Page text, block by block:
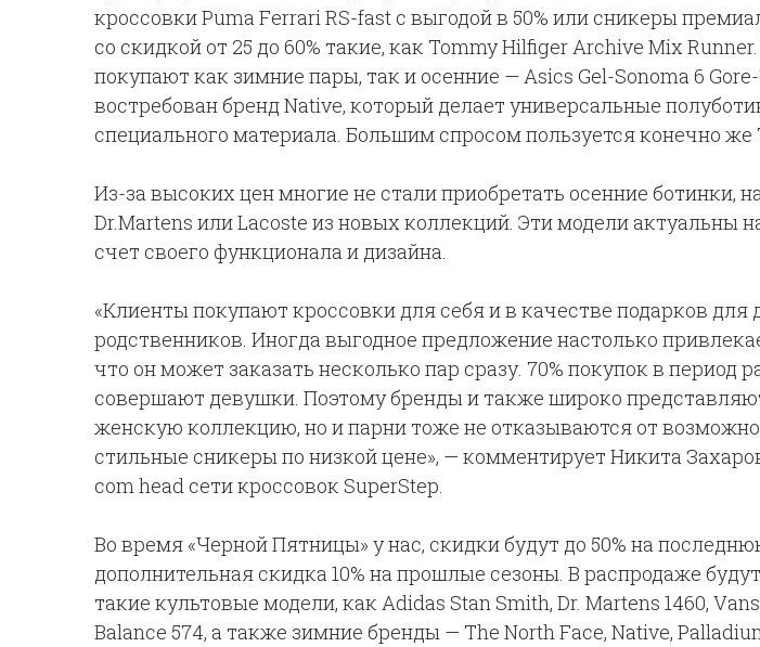
кроссовки Puma Ferrari RS-fast с выгодой в 50% или сникеры
со скидкой от 25 до 60% такие, как Tommy Hilfiger Archive Mix
покупают как зимние пары, так и осенние — Asics Gel-Sonoma 6
востребован бренд Native, который делает универсальные
специального материала. Большим спросом пользуется конечно же
Из-за высоких цен многие не стали приобретать осенние ботинки,
Dr.Martens или Lacoste из новых коллекций. Эти модели актуальны
счет своего функционала и дизайна.
«Клиенты покупают кроссовки для себя и в качестве подарков для
родственников. Иногда выгодное предложение настолько
что он может заказать несколько пар сразу. 70% покупок в период
совершают девушки. Поэтому бренды и также широко
женскую коллекцию, но и парни тоже не отказываются от
стильные сникеры по низкой цене», — комментирует Никита
com head сети кроссовок SuperStep.
Во время «Черной Пятницы» у нас, скидки будут до 50% на
дополнительная скидка 10% на прошлые сезоны. В распродаже
такие культовые модели, как Adidas Stan Smith, Dr. Martens 1460,
Balance 574, а также зимние бренды — The North Face, Native,